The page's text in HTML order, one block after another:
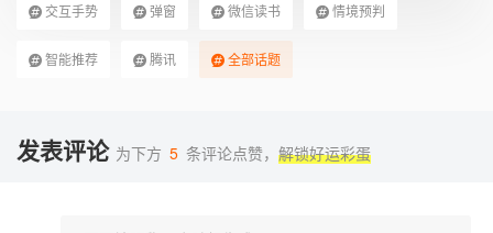
交互手势 弹窗 微信读书 情境预判
智能推荐 腾讯 全部话题
发表评论 为下方 5 条评论点赞， 解锁好运彩蛋